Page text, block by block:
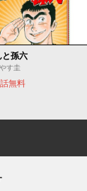
と孫六
す圭
無料